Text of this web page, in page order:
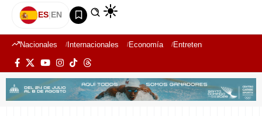
ES|EN
Nacionales Internacionales Economía Entretenimiento